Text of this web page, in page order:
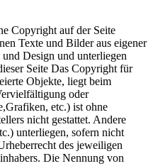
Copyright auf der Seite
Texte und Bilder aus eigener
Design und unterliegen
Seite Das Copyright für
Objekte, liegt beim
oder
etc.) ist ohne
nicht gestattet. Andere
unterliegen, sofern nicht
des jeweiligen
Die Nennung von